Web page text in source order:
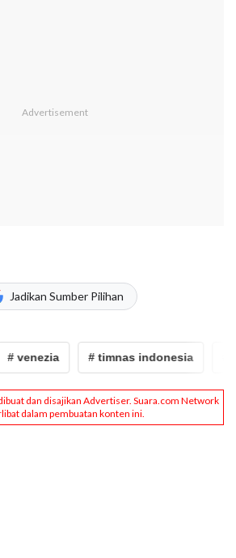
Jadikan Sumber Pilihan
# venezia # timnas indonesia